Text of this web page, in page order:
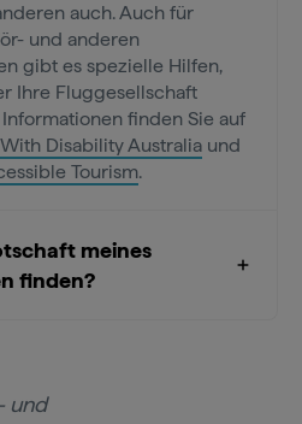
auch. Auch für
und anderen
gibt es spezielle Hilfen,
Ihre Fluggesellschaft
finden Sie auf
Disability Australia und
Tourism.
meines
finden?
und